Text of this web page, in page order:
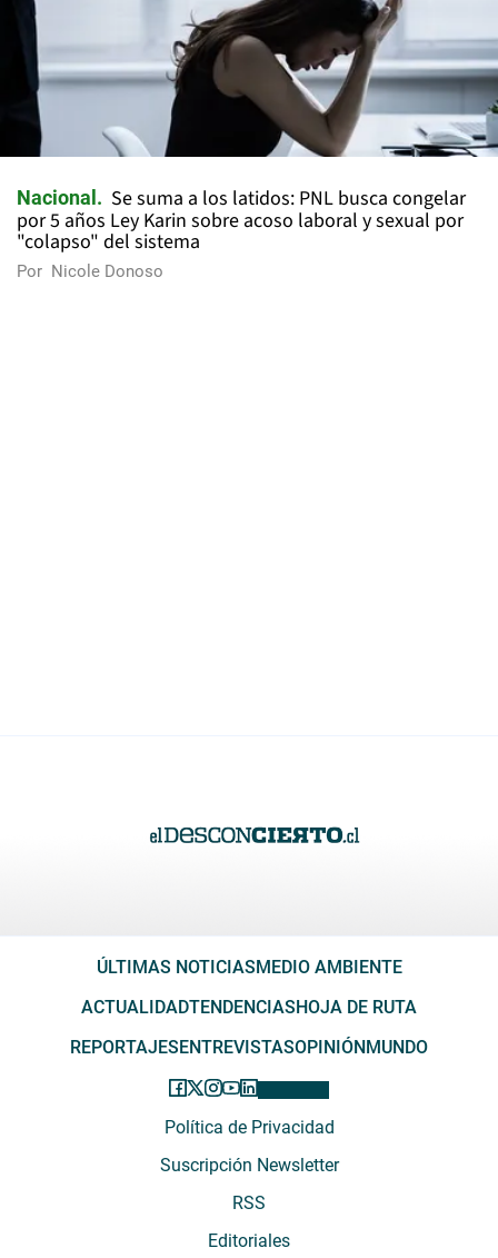
Nacional
Se suma a los latidos: PNL busca congelar
por 5 años Ley Karin sobre acoso laboral y sexual por
"colapso" del sistema
Por Nicole Donoso
ÚLTIMAS NOTICIAS MEDIO AMBIENTE
ACTUALIDADTENDENCIAS HOJA DE RUTA
REPORTAJES ENTREVISTASOPINIÓN MUNDO
Política de Privacidad
Suscripción Newsletter
RSS
Editoriales